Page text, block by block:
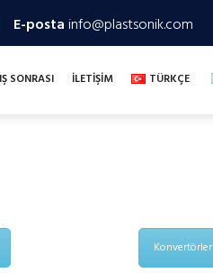
E-postainfo@plastsonik.com
SONRASI İLETİŞİM TÜRKÇE
Konvertörler